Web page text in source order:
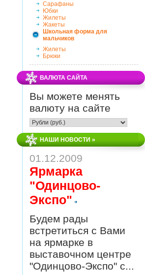
Сарафаны
Юбки
Жилеты
Жакеты
Школьная форма для
мальчиков
Жилеты
Брюки
ВАЛЮТА САЙТА
Вы можете менять
валюту на сайте
НАШИ НОВОСТИ »
01.12.2009
Ярмарка
"Одинцово-
Экспо"
Будем рады
встретиться с Вами
на ярмарке в
выставочном центре
"Одинцово-Экспо" с...